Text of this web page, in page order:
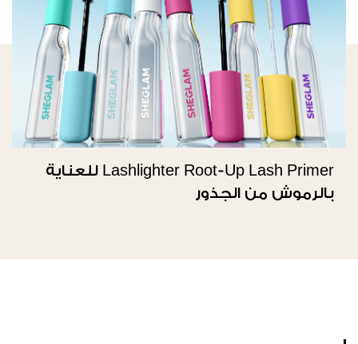
Lashlighter Root-Up Lash Primer للعناية
بالرموش من الجذور